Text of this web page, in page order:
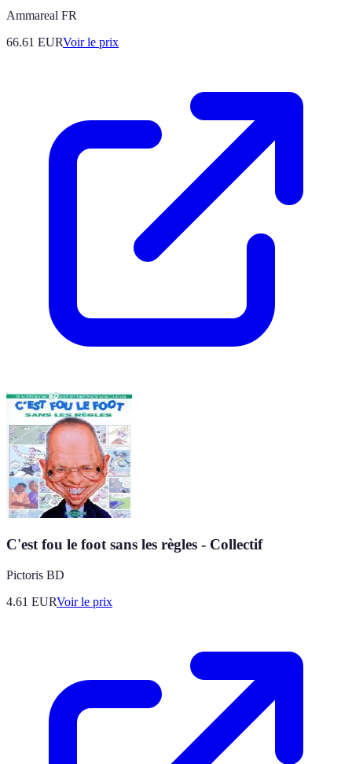
Ammareal FR
66.61 EURVoir le prix
C'est fou le foot sans les règles - Collectif
Pictoris BD
4.61 EURVoir le prix